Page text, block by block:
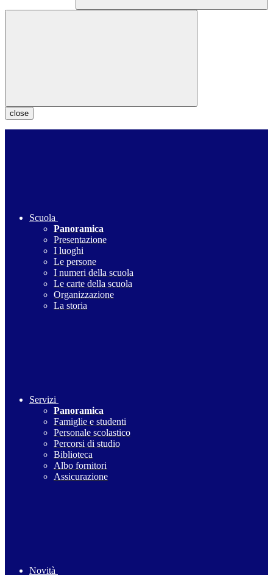
close
Scuola
Panoramica
Presentazione
I luoghi
Le persone
I numeri della scuola
Le carte della scuola
Organizzazione
La storia
Servizi
Panoramica
Famiglie e studenti
Personale scolastico
Percorsi di studio
Biblioteca
Albo fornitori
Assicurazione
Novità